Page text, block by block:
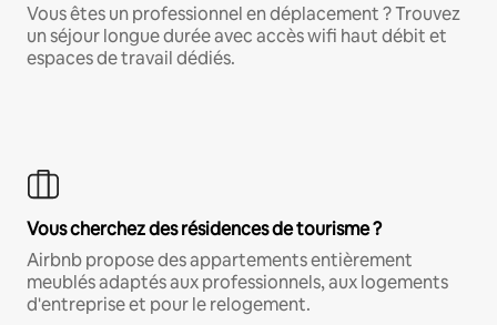
Vous êtes un professionnel en déplacement ? Trouvez
un séjour longue durée avec accès wifi haut débit et
espaces de travail dédiés.
Vous cherchez des résidences de tourisme ?
Airbnb propose des appartements entièrement
meublés adaptés aux professionnels, aux logements
d'entreprise et pour le relogement.